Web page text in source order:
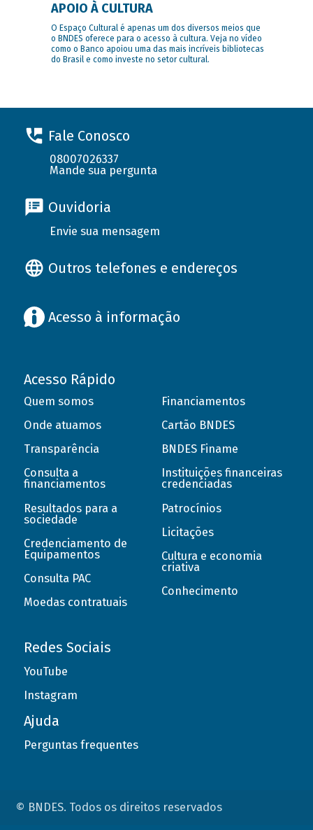
APOIO À CULTURA
O Espaço Cultural é apenas um dos diversos meios que
o BNDES oferece para o acesso à cultura. Veja no vídeo
como o Banco apoiou uma das mais incríveis bibliotecas
do Brasil e como investe no setor cultural.
Fale Conosco
08007026337
Mande sua pergunta
Ouvidoria
Envie sua mensagem
Outros telefones e endereços
Acesso à informação
Acesso Rápido
Quem somos
Onde atuamos
Transparência
Consulta a
financiamentos
Resultados para a
sociedade
Credenciamento de
Equipamentos
Consulta PAC
Moedas contratuais
Financiamentos
Cartão BNDES
BNDES Finame
Instituições financeiras
credenciadas
Patrocínios
Licitações
Cultura e economia
criativa
Conhecimento
Redes Sociais
YouTube
Instagram
Ajuda
Perguntas frequentes
© BNDES. Todos os direitos reservados